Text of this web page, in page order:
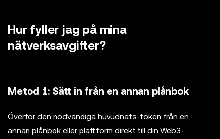
Hur fyller jag på mina
nätverksavgifter?
Metod 1: Sätt in från en annan plånbok
Överför den nödvändiga huvudnäts-token från en
annan plånbok eller plattform direkt till din Web3-